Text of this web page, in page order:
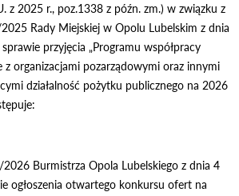
z 2025 r., poz.1338 z późn. zm.) w związku z
Rady Miejskiej w Opolu Lubelskim z dnia
przyjęcia „Programu współpracy
z organizacjami pozarządowymi oraz innymi
działalność pożytku publicznego na 2026
Burmistrza Opola Lubelskiego z dnia 4
ogłoszenia otwartego konkursu ofert na